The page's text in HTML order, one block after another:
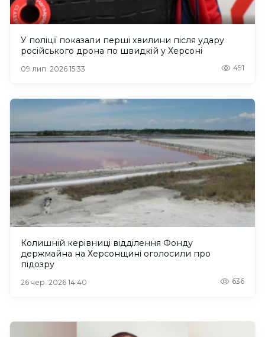
У поліції показали перші хвилини після удару
російського дрона по швидкій у Херсоні
09 лип. 2026 15:33 491
Колишній керівниці відділення Фонду
держмайна на Херсонщині оголосили про
підозру
26 чер. 2026 14:40 636